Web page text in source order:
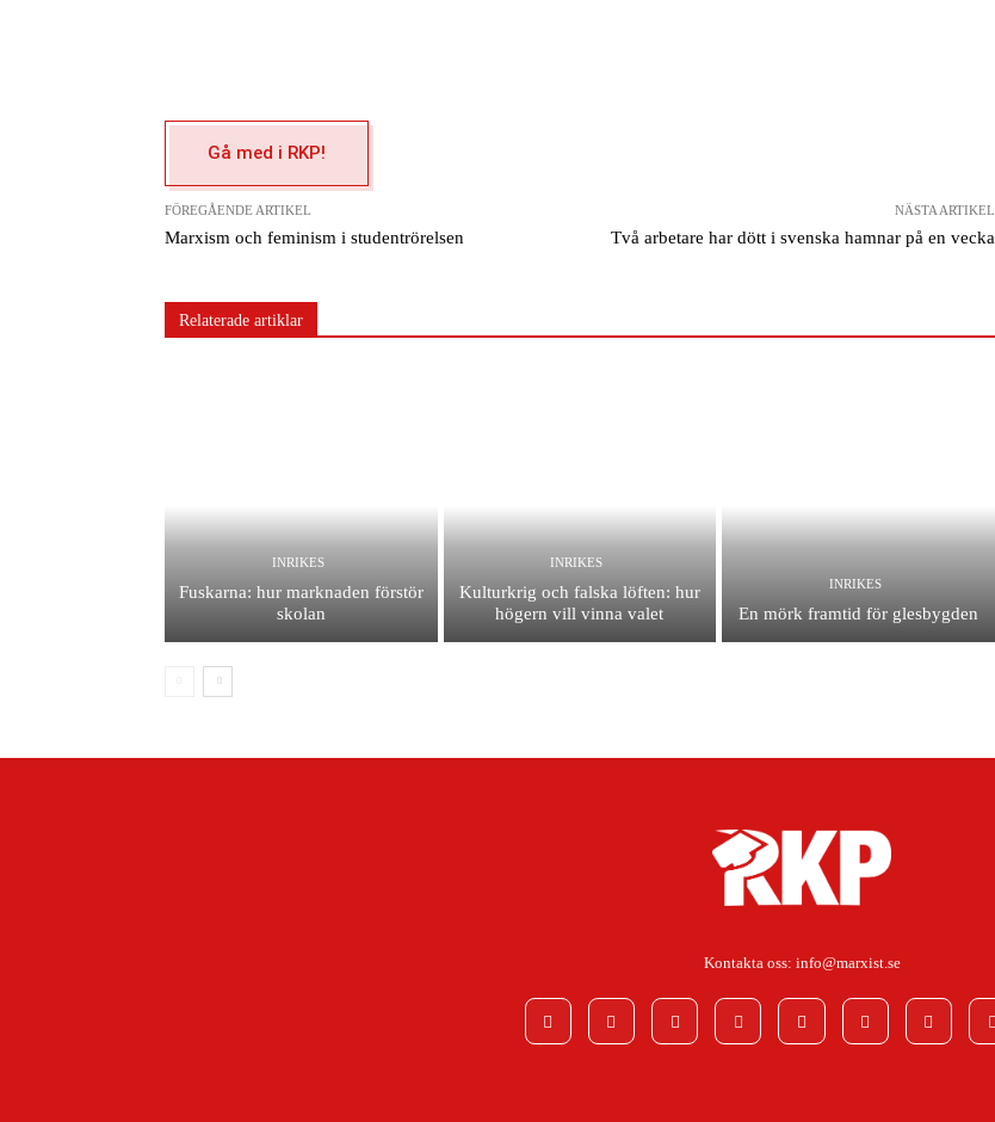
Gå med i RKP!
FÖREGÅENDE ARTIKEL
Marxism och feminism i studentrörelsen
NÄSTA ARTIKEL
Två arbetare har dött i svenska hamnar på en vecka
Relaterade artiklar
INRIKES
Fuskarna: hur marknaden förstör
skolan
INRIKES
Kulturkrig och falska löften: hur
högern vill vinna valet
INRIKES
En mörk framtid för glesbygden
Kontakta oss: info@marxist.se